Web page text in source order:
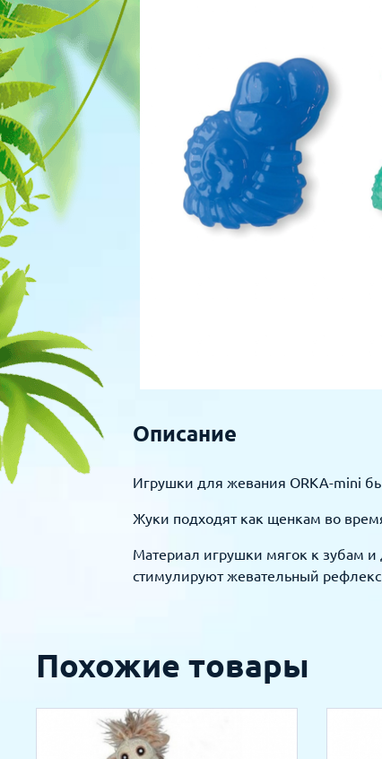
Для рыбок
Для рептилий Обследование
Лаборатория
Хирургия
Стоматология
Описание
Игрушки для жевания ORKA-mini
Жуки подходят как щенкам во
Материал игрушки мягок к зубам и
стимулируют жевательный
Похожие товары